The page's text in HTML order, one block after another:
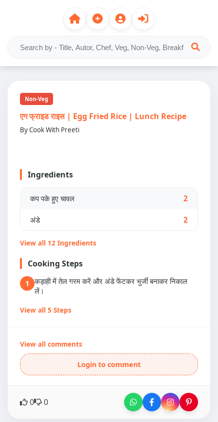
Non-Veg
एग फ्राइड राइस | Egg Fried Rice | Lunch Recipe
By Cook With Preeti
Ingredients
कप पके हुए चावल 2
अंडे 2
View all 12 Ingredients
Cooking Steps
1
कड़ाही में तेल गरम करें और अंडे फेंटकर भुर्जी बनाकर निकाल
लें।
View all 5 Steps
View all comments
Login to comment
0 0